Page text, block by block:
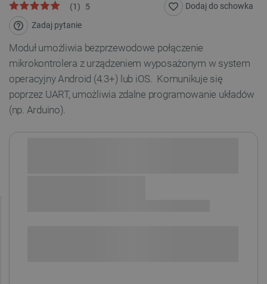
5
(1)
Zadaj pytanie
Dodaj do schowka
Moduł umożliwia bezprzewodowe połączenie
mikrokontrolera z urządzeniem wyposażonym w system
operacyjny Android (4.3+) lub iOS. Komunikuje się
poprzez UART, umożliwia zdalne programowanie układów
(np. Arduino).